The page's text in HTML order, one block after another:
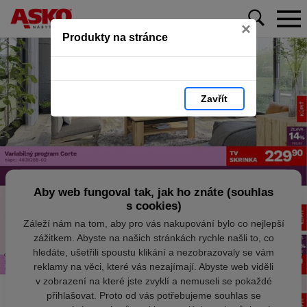
Produkty na stránce ×
Zavřít
Aby web fungoval tak, jak ho znáte (souhlas
s cookies)
Záleží nám na tom, aby pro vás nakupování bylo co nejlepší
zážitkem. Abyste na našich stránkách rychle našli to, co
hledáte, ušetřili spoustu klikání a nezobrazovaly se vám
reklamy na věci, které vás nezajímají. Abyste web viděli
v zobrazení na které jste zvyklí a nemuseli se pokaždé
přihlašovat. Proto od vás potřebujeme souhlas se